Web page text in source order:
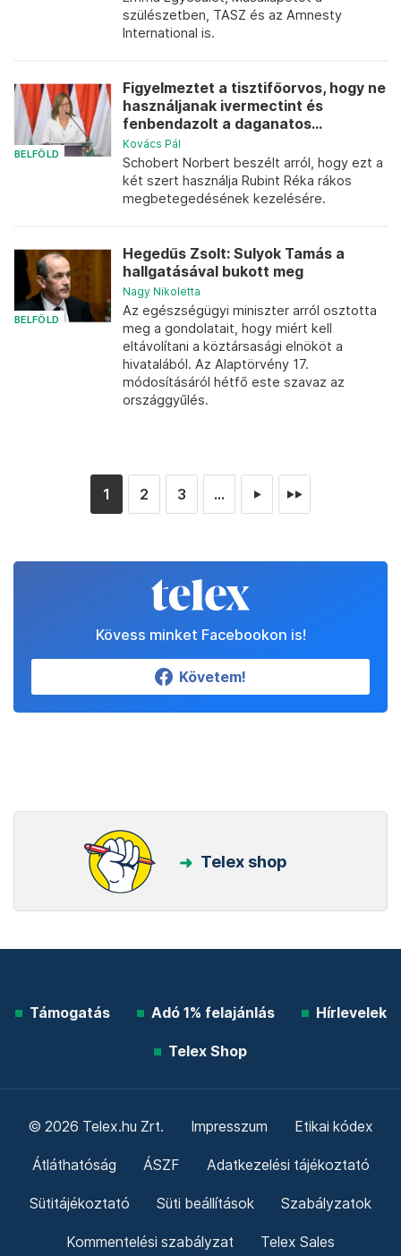
szülészetben, TASZ és az Amnesty
International is.
BELFÖLD
Figyelmeztet a tisztifőorvos, hogy ne
használjanak ivermectint és
fenbendazolt a daganatos...
Kovács Pál
Schobert Norbert beszélt arról, hogy ezt a
két szert használja Rubint Réka rákos
megbetegedésének kezelésére.
BELFÖLD
Hegedűs Zsolt: Sulyok Tamás a
hallgatásával bukott meg
Nagy Nikoletta
Az egészségügyi miniszter arról osztotta
meg a gondolatait, hogy miért kell
eltávolítani a köztársasági elnököt a
hivatalából. Az Alaptörvény 17.
módosításáról hétfő este szavaz az
országgyűlés.
1 2 3 ... ► ►►
Kövess minket Facebookon is!
Követem!
Telex shop
Támogatás Adó 1% felajánlás Hírlevelek
Telex Shop
© 2026 Telex.hu Zrt. Impresszum Etikai kódex
Átláthatóság ÁSZF Adatkezelési tájékoztató
Sütitájékoztató Süti beállítások Szabályzatok
Kommentelési szabályzat Telex Sales